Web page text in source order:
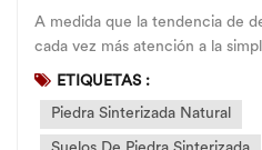
A medida que la tendencia de
cada vez más atención a la
piedra sinterizada a gran escala,
muchas familias. diseñar toda la
ETIQUETAS :
Piedra Sinterizada Natural